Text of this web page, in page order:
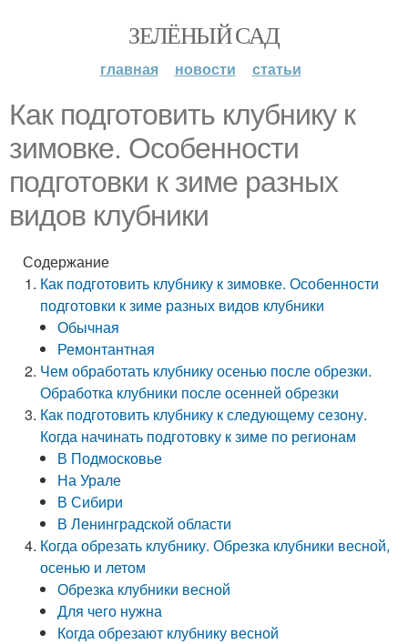
ЗЕЛЁНЫЙ САД
главная новости статьи
Как подготовить клубнику к
зимовке. Особенности
подготовки к зиме разных
видов клубники
Содержание
Как подготовить клубнику к зимовке. Особенности
подготовки к зиме разных видов клубники
Обычная
Ремонтантная
Чем обработать клубнику осенью после обрезки.
Обработка клубники после осенней обрезки
Как подготовить клубнику к следующему сезону.
Когда начинать подготовку к зиме по регионам
В Подмосковье
На Урале
В Сибири
В Ленинградской области
Когда обрезать клубнику. Обрезка клубники весной,
осенью и летом
Обрезка клубники весной
Для чего нужна
Когда обрезают клубнику весной